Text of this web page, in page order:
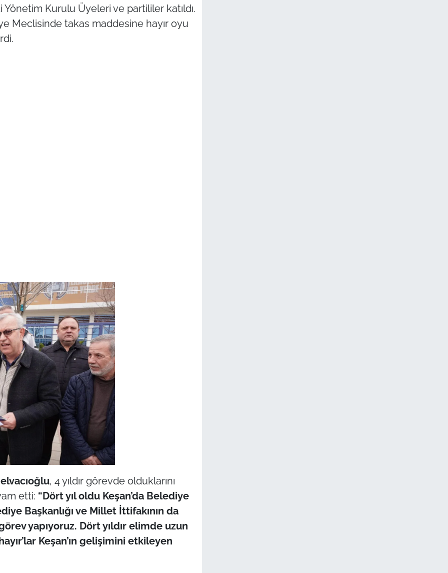
Yönetim Kurulu Üyeleri ve partililer katıldı.
Meclisinde takas maddesine hayır oyu
, 4 yıldır görevde olduklarını
etti: “Dört yıl oldu Keşan’da Belediye
Başkanlığı ve Millet İttifakının da
yapıyoruz. Dört yıldır elimde uzun
Keşan’ın gelişimini etkileyen